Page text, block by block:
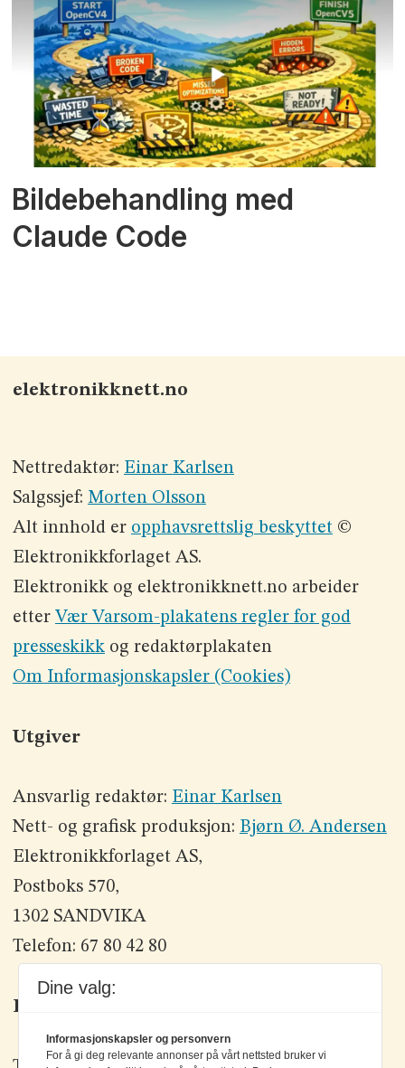
Bildebehandling med
Claude Code
elektronikknett.no
Nettredaktør: Einar Karlsen
Salgssjef: Morten Olsson
Alt innhold er opphavsrettslig beskyttet©
Elektronikkforlaget AS.
Elektronikk og elektronikknett.no arbeider
etter Vær Varsom-plakatens regler for god
presseskikkog redaktørplakaten
Om Informasjonskapsler (Cookies)
Utgiver
Ansvarlig redaktør: Einar Karlsen
Nett- og grafisk produksjon: Bjørn Ø. Andersen
Elektronikkforlaget AS,
Postboks 570,
1302 SANDVIKA
Telefon: 67 80 42 80
Kontakt oss
Dine valg:
Informasjonskapsler og personvern
For å gi deg relevante annonser på vårt nettsted bruker vi